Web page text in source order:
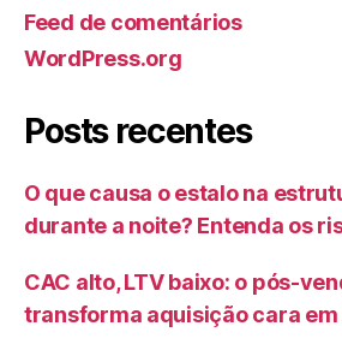
Feed de comentários
WordPress.org
Posts recentes
O que causa o estalo na
durante a noite? Entenda os
CAC alto, LTV baixo: o pós-
transforma aquisição cara